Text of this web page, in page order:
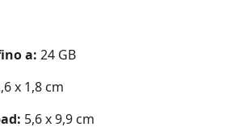
a: 24 GB
x 1,8 cm
5,6 x 9,9 cm